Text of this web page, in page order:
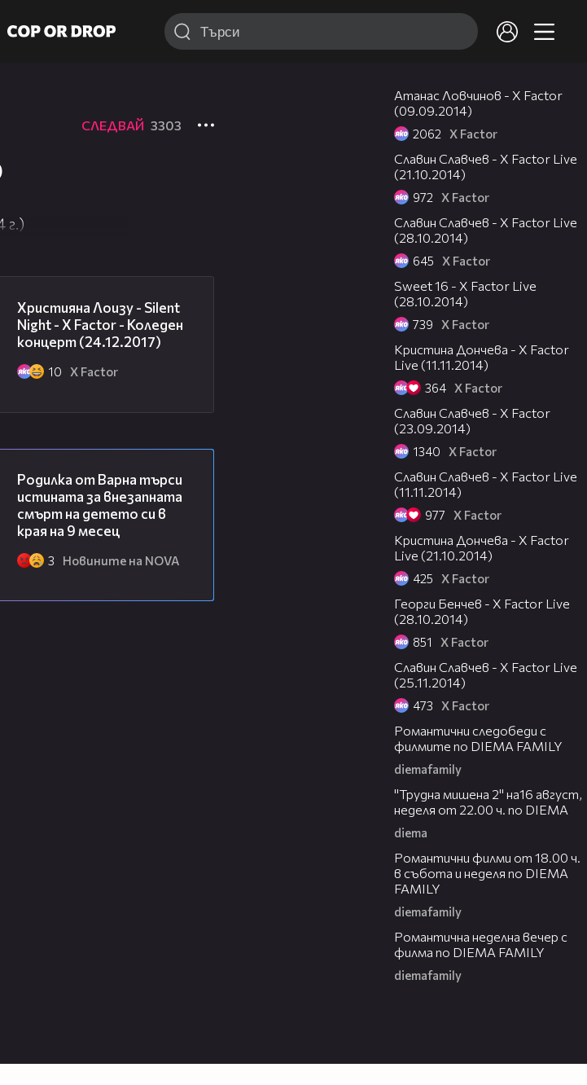
СЛЕДВАЙ 3303
г.)
Християна Лоизу - Silent
Night - X Factor - Коледен
концерт (24.12.2017)
10 X Factor
Родилка от Варна търси
истината за внезапната
смърт на детето си в
края на 9 месец
3 Новините на NOVA
Атанас Ловчинов - X Factor
(09.09.2014)
2062 X Factor
Славин Славчев - X Factor Live
(21.10.2014)
972 X Factor
Славин Славчев - X Factor Live
(28.10.2014)
645 X Factor
Sweet 16 - X Factor Live
(28.10.2014)
739 X Factor
Кристина Дончева - X Factor
Live (11.11.2014)
364 X Factor
Славин Славчев - X Factor
(23.09.2014)
1340 X Factor
Славин Славчев - X Factor Live
(11.11.2014)
977 X Factor
Кристина Дончева - X Factor
Live (21.10.2014)
425 X Factor
Георги Бенчев - X Factor Live
(28.10.2014)
851 X Factor
Славин Славчев - X Factor Live
(25.11.2014)
473 X Factor
Романтични следобеди с
филмите по DIEMA FAMILY
diemafamily
"Трудна мишена 2" на16 август,
неделя от 22.00 ч. по DIEMA
diema
Романтични филми от 18.00 ч.
в събота и неделя по DIEMA
FAMILY
diemafamily
Романтичнa неделна вечер с
филма по DIEMA FAMILY
diemafamily